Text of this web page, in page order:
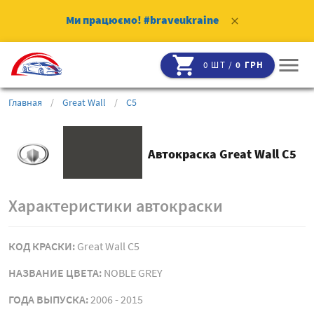
Ми працюємо! #braveukraine clear
shopping_cart 0 ШТ /0 ГРН menu
Главная / Great Wall / C5
Автокраска Great Wall C5
Характеристики автокраски
КОД КРАСКИ: Great Wall C5
НАЗВАНИЕ ЦВЕТА: NOBLE GREY
ГОДА ВЫПУСКА:2006 - 2015